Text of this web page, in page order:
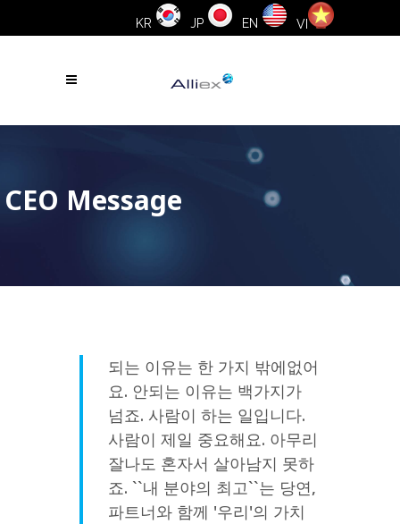
KR JP EN VI
CEO Message
되는 이유는 한 가지 밖에없어
요. 안되는 이유는 백가지가
넘죠. 사람이 하는 일입니다.
사람이 제일 중요해요. 아무리
잘나도 혼자서 살아남지 못하
죠. ``내 분야의 최고``는 당연,
파트너와 함께 '우리'의 가치